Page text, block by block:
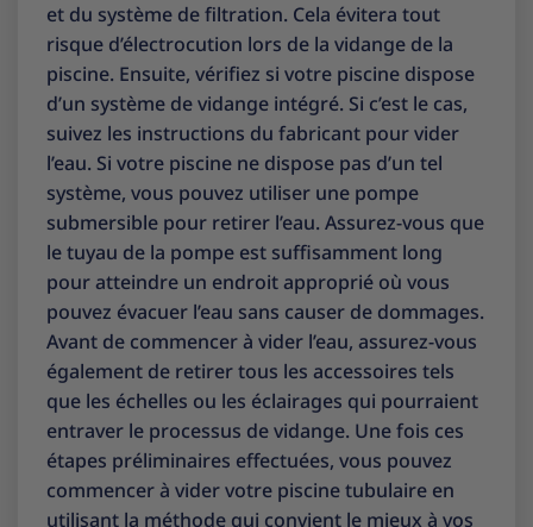
et du système de filtration. Cela évitera tout
risque d’électrocution lors de la vidange de la
piscine. Ensuite, vérifiez si votre piscine dispose
d’un système de vidange intégré. Si c’est le cas,
suivez les instructions du fabricant pour vider
l’eau. Si votre piscine ne dispose pas d’un tel
système, vous pouvez utiliser une pompe
submersible pour retirer l’eau. Assurez-vous que
le tuyau de la pompe est suffisamment long
pour atteindre un endroit approprié où vous
pouvez évacuer l’eau sans causer de dommages.
Avant de commencer à vider l’eau, assurez-vous
également de retirer tous les accessoires tels
que les échelles ou les éclairages qui pourraient
entraver le processus de vidange. Une fois ces
étapes préliminaires effectuées, vous pouvez
commencer à vider votre piscine tubulaire en
utilisant la méthode qui convient le mieux à vos